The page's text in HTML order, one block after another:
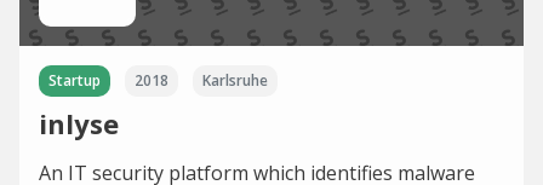
Startup 2018 Karlsruhe
inlyse
An IT security platform which identifies malware